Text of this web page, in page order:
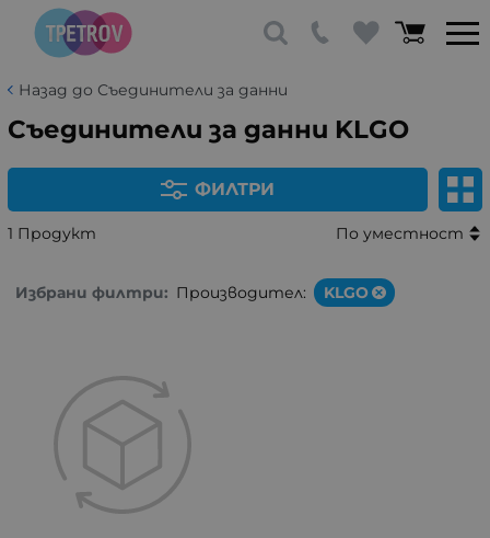
Назад до Съединители за данни
Съединители за данни KLGO
ФИЛТРИ
1 Продукт По уместност
Избрани филтри: Производител: KLGO